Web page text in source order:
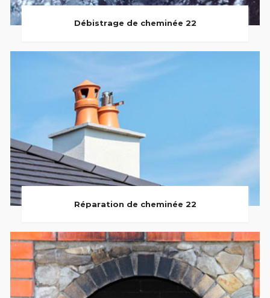
Débistrage de cheminée 22
Réparation de cheminée 22